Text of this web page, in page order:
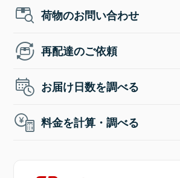
荷物のお問い合わせ
再配達のご依頼
お届け日数を調べる
料金を計算・調べる